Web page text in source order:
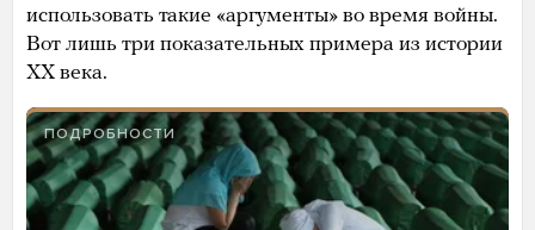
использовать такие «аргументы» во время войны.
Вот лишь три показательных примера из истории
XX века.
ПОДРОБНОСТИ